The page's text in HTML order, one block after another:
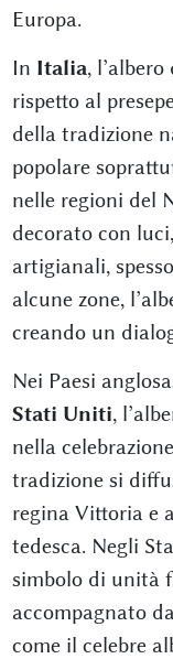
Europa.
In Italia,
rispetto al
della tradizione
popolare
nelle regioni del
decorato con
artigianali,
alcune zone,
creando un
Nei Paesi
Stati Uniti,
nella
tradizione si
regina Vittoria e
tedesca. Negli
simbolo di unità
accompagnato
come il celebre